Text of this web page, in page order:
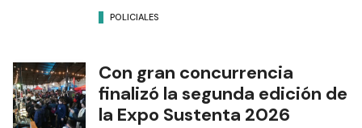
POLICIALES
Con gran concurrencia
finalizó la segunda edición de
la Expo Sustenta 2026